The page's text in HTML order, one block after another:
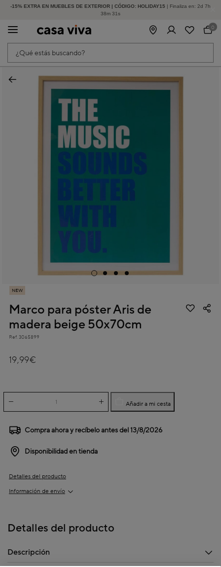
-15% EXTRA EN MUEBLES DE EXTERIOR | CÓDIGO: HOLIDAY15 | Finaliza en: 2d 7h
38m 31s
HASTA -60% DE DESCUENTO | SEGUNDAS REBAJAS
¿Qué estás buscando?
0
NEW
Marco para póster Aris de
madera beige 50x70cm
Ref. 3065899
19,99€
Añadir a mi cesta
Compra ahora y recíbelo antes del13/8/2026
Disponibilidad en tienda
Detalles del producto
Información de envío
Detalles del producto
Descripción